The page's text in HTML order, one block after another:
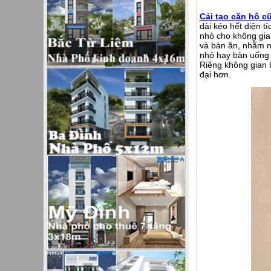
Cải tạo căn hộ
dài kéo hết diện
nhỏ cho không
và bàn ăn, nhằm
nhỏ hay bàn
Riêng không
đại hơn.